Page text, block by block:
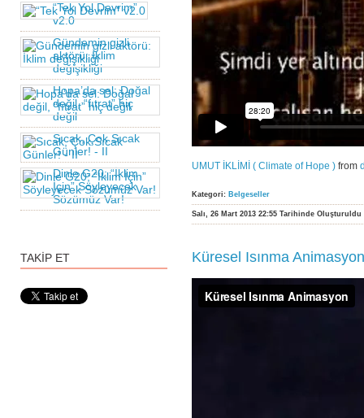
UMUT İKLİMİ ( Climate of Hope ) from
Kategori: Belgeseller
Salı, 26 Mart 2013 22:55 Tarihinde Oluşturuldu
Küresel Isınma
“Tek Yol Devrim”
v2.0
Gündemin gizli
aktörü: İklim
değişikliği
Hopa’da sel: Doğal
değil, “fıtrat” hiç
değil
Sıcak, Çok Sıcak
Günler! - II
Dinle G20; “İklim
İçin” Söyleyecek
Sözümüz Var!
TAKİP ET